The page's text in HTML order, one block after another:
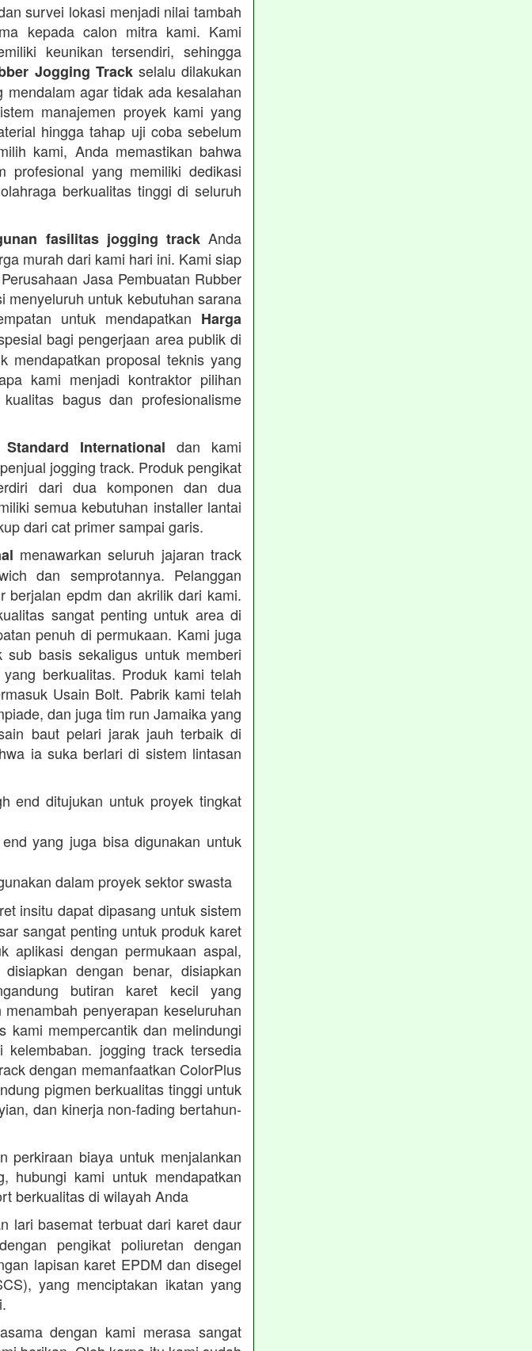
survei lokasi menjadi nilai tambah
kepada calon mitra kami. Kami
keunikan tersendiri, sehingga
Jogging Trackselalu dilakukan
agar tidak ada kesalahan
manajemen proyek kami yang
hingga tahap uji coba sebelum
kami, Anda memastikan bahwa
profesional yang memiliki dedikasi
berkualitas tinggi di seluruh
fasilitas jogging trackAnda
murah dari kami hari ini. Kami siap
Jasa Pembuatan Rubber
menyeluruh untuk kebutuhan sarana
untuk mendapatkan Harga
bagi pengerjaan area publik di
mendapatkan proposal teknis yang
kami menjadi kontraktor pilihan
bagus dan profesionalisme
International dan kami
jogging track. Produk pengikat
dari dua komponen dan dua
semua kebutuhan installer lantai
dari cat primer sampai garis.
menawarkan seluruh jajaran track
dan semprotannya. Pelanggan
berjalan epdm dan akrilik dari kami.
sangat penting untuk area di
penuh di permukaan. Kami juga
basis sekaligus untuk memberi
berkualitas. Produk kami telah
Usain Bolt. Pabrik kami telah
dan juga tim run Jamaika yang
baut pelari jarak jauh terbaik di
ia suka berlari di sistem lintasan
end ditujukan untuk proyek tingkat
yang juga bisa digunakan untuk
dalam proyek sektor swasta
insitu dapat dipasang untuk sistem
sangat penting untuk produk karet
aplikasi dengan permukaan aspal,
dengan benar, disiapkan
butiran karet kecil yang
penyerapan keseluruhan
kami mempercantik dan melindungi
jogging track tersedia
dengan memanfaatkan ColorPlus
pigmen berkualitas tinggi untuk
dan kinerja non-fading bertahun-
perkiraan biaya untuk menjalankan
hubungi kami untuk mendapatkan
berkualitas di wilayah Anda
lari basemat terbuat dari karet daur
pengikat poliuretan dengan
lapisan karet EPDM dan disegel
yang menciptakan ikatan yang
dengan kami merasa sangat